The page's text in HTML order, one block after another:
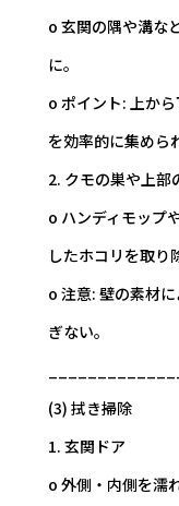
o 玄関の隅や溝な
に。
o ポイント: 上か
を効率的に集めら
2. クモの巣や上部
o ハンディモップ
したホコリを取り
o 注意: 壁の素材
ぎない。
(3) 拭き掃除
1. 玄関ドア
o 外側・内側を濡